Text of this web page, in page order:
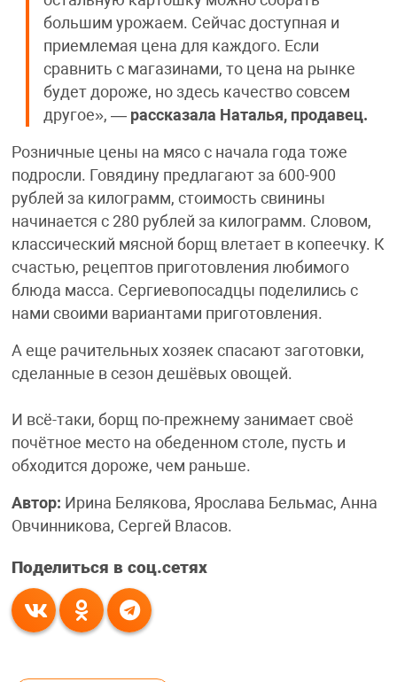
большим урожаем. Сейчас доступная и
приемлемая цена для каждого. Если
сравнить с магазинами, то цена на рынке
будет дороже, но здесь качество совсем
другое», — рассказала Наталья, продавец.
Розничные цены на мясо с начала года тоже
подросли. Говядину предлагают за 600-900
рублей за килограмм, стоимость свинины
начинается с 280 рублей за килограмм. Словом,
классический мясной борщ влетает в копеечку. К
счастью, рецептов приготовления любимого
блюда масса. Сергиевопосадцы поделились с
нами своими вариантами приготовления.
А еще рачительных хозяек спасают заготовки,
сделанные в сезон дешёвых овощей.
И всё-таки, борщ по-прежнему занимает своё
почётное место на обеденном столе, пусть и
обходится дороже, чем раньше.
Автор: Ирина Белякова, Ярослава Бельмас, Анна
Овчинникова, Сергей Власов.
Поделиться в соц.сетях